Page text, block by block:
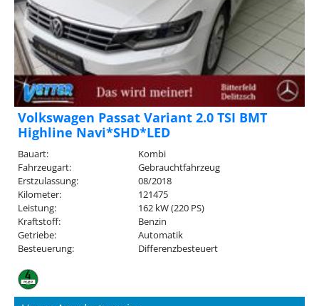
Volkswagen Passat Variant 2.0 TSI BMT
Highline Navi*SHD*LED
Bauart:
Kombi
Fahrzeugart:
Gebrauchtfahrzeug
Erstzulassung:
08/2018
Kilometer:
121475
Leistung:
162 kW (220 PS)
Kraftstoff:
Benzin
Getriebe:
Automatik
Besteuerung:
Differenzbesteuert